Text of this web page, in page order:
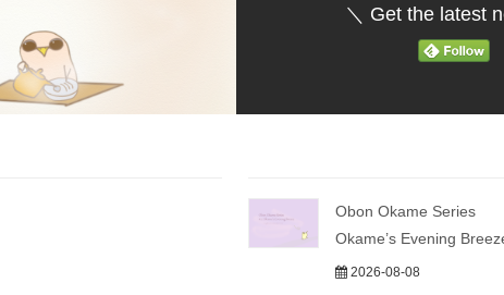
＼ Get the latest
Obon
Okame’s Evening
2026-08-08